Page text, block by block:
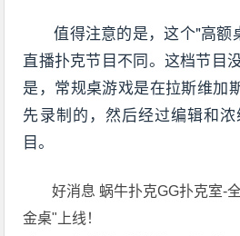
值得注意的是，这个"高额
直播扑克节目不同。这档节目
是，常规桌游戏是在拉斯维加
先录制的，然后经过编辑和
目。
好消息 蜗牛扑克GG扑克室-
金桌"上线！